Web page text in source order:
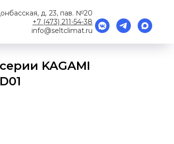
д. 23, пав. №20
+7 (473) 211-54-38
info@seltclimat.ru
KAGAMI